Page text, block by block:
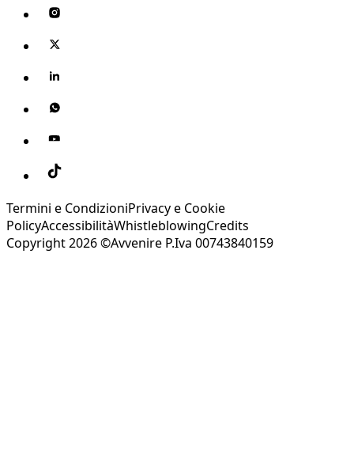
Termini e CondizioniPrivacy e Cookie
PolicyAccessibilitàWhistleblowingCredits
Copyright 2026 ©Avvenire P.Iva 00743840159